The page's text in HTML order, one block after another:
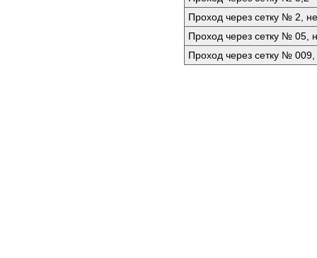
Проход через сетку № 2,
Проход через сетку № 05,
Проход через сетку №